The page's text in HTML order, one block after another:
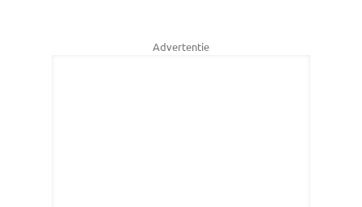
Advertentie